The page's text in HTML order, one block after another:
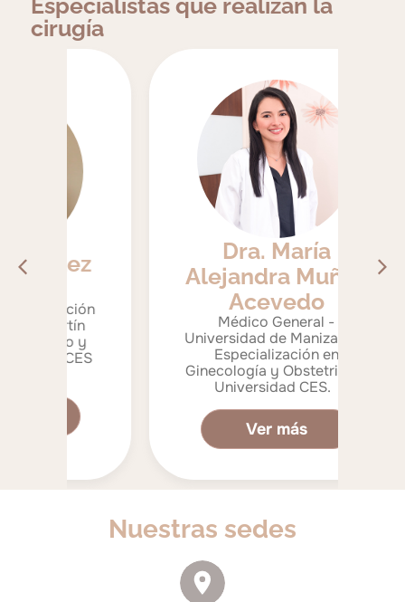
Especialistas que realizan la
cirugía
Dra. María
Alejandra Muñoz
Acevedo
Médico General -
Universidad de Manizales.
Especialización en
Ginecología y Obstetricia -
Universidad CES.
Ver más
Nuestras sedes